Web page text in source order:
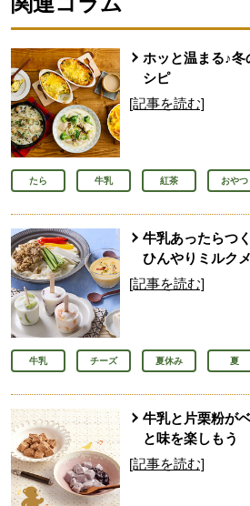
ホッと温まる♪
シピ
[記事を読む]
たら 牛乳 紅茶 おやつ
牛乳あったらつ
ひんやりミルク
[記事を読む]
牛乳 チーズ 夏休み 夏
牛乳と片栗粉が
と味を楽しもう
[記事を読む]